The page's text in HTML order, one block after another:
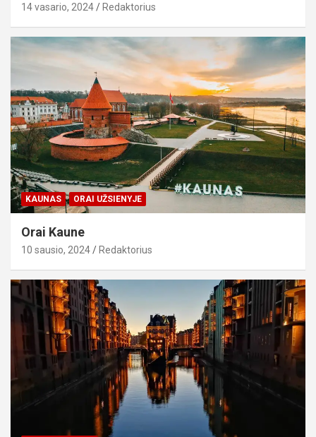
14 vasario, 2024 Redaktorius
KAUNAS ORAI UŽSIENYJE
Orai Kaune
10 sausio, 2024 Redaktorius